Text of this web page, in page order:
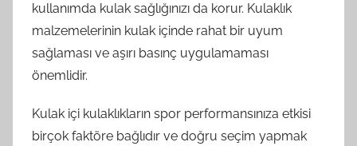
kullanımda kulak sağlığınızı da korur. Kulaklık
malzemelerinin kulak içinde rahat bir uyum
sağlaması ve aşırı basınç uygulamaması
önemlidir.
Kulak içi kulaklıkların spor performansınıza etkisi
birçok faktöre bağlıdır ve doğru seçim yapmak